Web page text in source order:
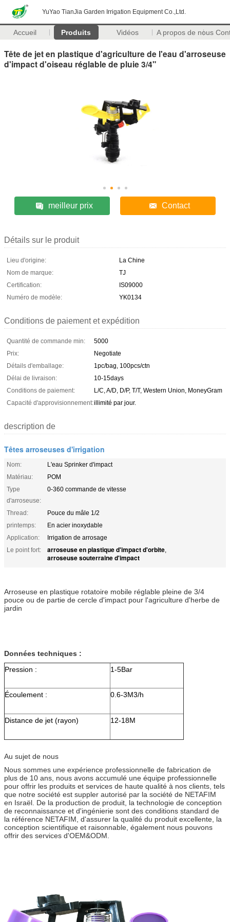
YuYao TianJia Garden Irrigation Equipment Co.,Ltd.
Accueil Produits Vidéos A propos de nous
Tête de jet en plastique d'agriculture de l'eau d'arroseuse
d'impact d'oiseau réglable de pluie 3/4"
meilleur prix Contact
Détails sur le produit
Lieu d'origine:
La Chine
Nom de marque:
TJ
Certification:
IS09000
Numéro de modèle:
YK0134
Conditions de paiement et expédition
Quantité de commande min:
5000
Prix:
Negotiate
Détails d'emballage:
1pc/bag, 100pcs/ctn
Délai de livraison:
10-15days
Conditions de paiement:
L/C, A/D, D/P, T/T, Western Union, MoneyGram
Capacité d'approvisionnement:illimité par jour.
description de
Têtes arroseuses d'irrigation
Nom:
L'eau Sprinker d'impact
Matériau:
POM
Type
d'arroseuse:
0-360 commande de vitesse
Thread:
Pouce du mâle 1/2
printemps:
En acier inoxydable
Application:
Irrigation de arrosage
Le point fort:
arroseuse en plastique d'impact d'orbite,
arroseuse souterraine d'impact
Arroseuse en plastique rotatoire mobile réglable pleine de 3/4
pouce ou de partie de cercle d'impact pour l'agriculture d'herbe de
jardin
Données techniques :
Pression :
1-5Bar
Écoulement : 0.6-3M3/h
Distance de jet (rayon) 12-18M
Au sujet de nous
Nous sommes une expérience professionnelle de fabrication de
plus de 10 ans, nous avons accumulé une équipe professionnelle
pour offrir les produits et services de haute qualité à nos clients, tels
que notre société est suppler autorisé par la société de NETAFIM
en Israël. De la production de produit, la technologie de conception
de reconnaissance et d'ingénierie sont des conditions standard de
la référence NETAFIM, d'assurer la qualité du produit excellente, la
conception scientifique et raisonnable, également nous pouvons
offrir des services d'OEM&ODM.